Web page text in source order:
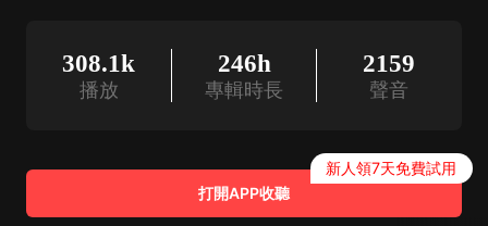
308.1k
播放
246h
專輯時長
2159
聲音
打開APP收聽
新人領7天免費試用